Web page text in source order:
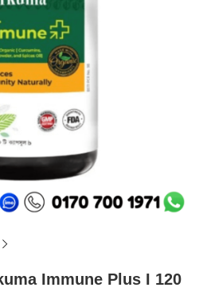
Immune Plus I 120